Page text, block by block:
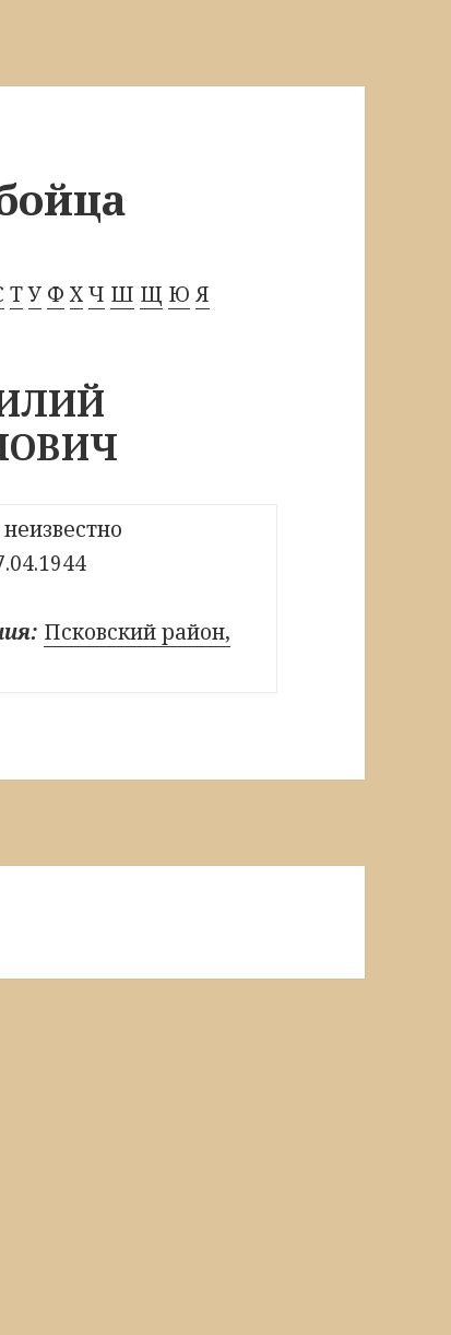
ТУ Ф Х Ч Ш Щ Ю Я
неизвестно
Псковский район,